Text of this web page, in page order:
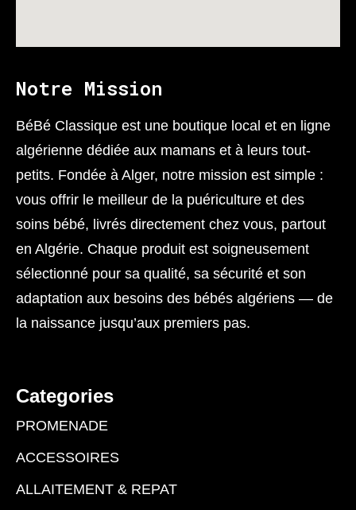
Notre Mission
BéBé Classique est une boutique local et en ligne
algérienne dédiée aux mamans et à leurs tout-
petits. Fondée à Alger, notre mission est simple :
vous offrir le meilleur de la puériculture et des
soins bébé, livrés directement chez vous, partout
en Algérie. Chaque produit est soigneusement
sélectionné pour sa qualité, sa sécurité et son
adaptation aux besoins des bébés algériens — de
la naissance jusqu’aux premiers pas.
Categories
PROMENADE
ACCESSOIRES
ALLAITEMENT & REPAT